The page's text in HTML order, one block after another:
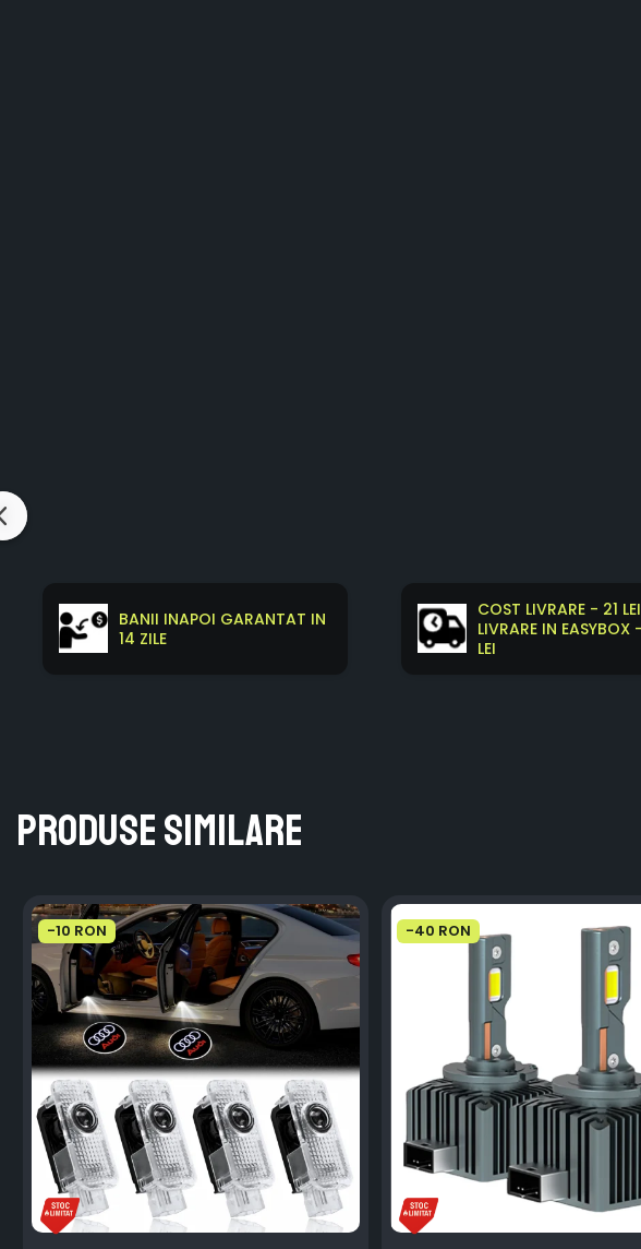
BANII INAPOI GARANTAT IN
14 ZILE
COST LIVRARE - 21
LIVRARE IN EASYBOX
LEI
Produse similare
-10 RON -40 RON